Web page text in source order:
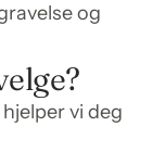
og
vi deg